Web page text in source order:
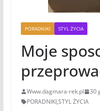
PORADNIKI STYL ŻYCIA
Moje
Www.dagmara-rek.pl 30
PORADNIKI,STYL ŻYCIA